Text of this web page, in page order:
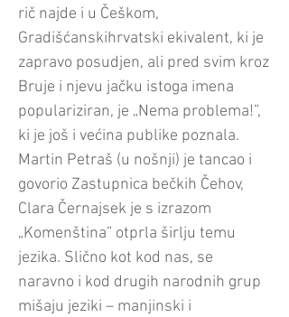
rič najde i u Češkom,
Gradišćanskihrvatski ekivalent, ki je
zapravo posudjen, ali pred svim kroz
Bruje i njevu jačku istoga imena
populariziran, je „Nema problema!”,
ki je još i većina publike poznala.
Martin Petraš (u nošnji) je tancao i
govorio Zastupnica bečkih Čehov,
Clara Černajsek je s izrazom
„Komenština” otprla širlju temu
jezika. Slično kot kod nas, se
naravno i kod drugih narodnih grup
mišaju jeziki – manjinski i